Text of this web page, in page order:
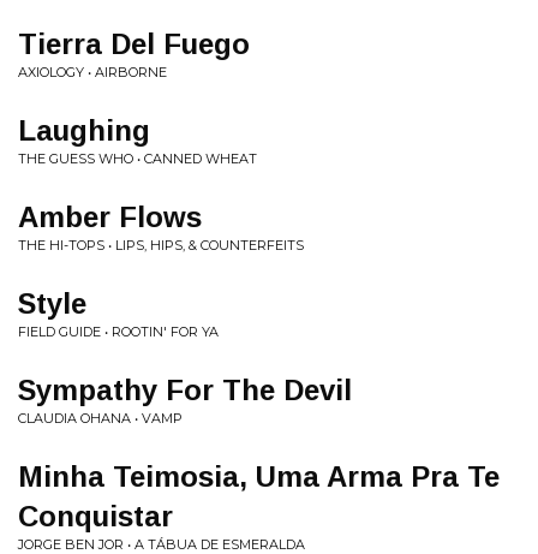
Tierra Del Fuego
AXIOLOGY • AIRBORNE
Laughing
THE GUESS WHO • CANNED WHEAT
Amber Flows
THE HI-TOPS • LIPS, HIPS, & COUNTERFEITS
Style
FIELD GUIDE • ROOTIN' FOR YA
Sympathy For The Devil
CLAUDIA OHANA • VAMP
Minha Teimosia, Uma Arma Pra Te
Conquistar
JORGE BEN JOR • A TÁBUA DE ESMERALDA